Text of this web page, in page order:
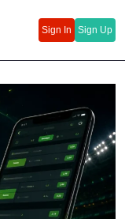
Sign In Sign Up